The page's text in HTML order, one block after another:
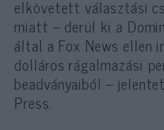
elkövetett választási
miatt – derül ki a
által a Fox News ellen
dolláros rágalmazási
beadványaiból –
Press.